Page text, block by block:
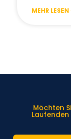
MEHR LESEN
Möchten